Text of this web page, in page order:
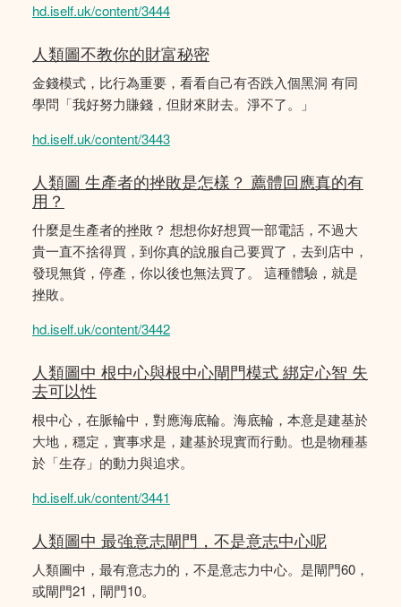
hd.iself.uk/content/3444
人類圖不教你的財富秘密
金錢模式，比行為重要，看看自己有否跌入個黑洞 有同
學問「我好努力賺錢，但財來財去。淨不了。」
hd.iself.uk/content/3443
人類圖 生產者的挫敗是怎樣？ 薦體回應真的有
用？
什麼是生產者的挫敗？ 想想你好想買一部電話，不過大
貴一直不捨得買，到你真的說服自己要買了，去到店中，
發現無貨，停產，你以後也無法買了。 這種體驗，就是
挫敗。
hd.iself.uk/content/3442
人類圖中 根中心與根中心閘門模式 綁定心智 失
去可以性
根中心，在脈輪中，對應海底輪。海底輪，本意是建基於
大地，穩定，實事求是，建基於現實而行動。也是物種基
於「生存」的動力與追求。
hd.iself.uk/content/3441
人類圖中 最強意志閘門，不是意志中心呢
人類圖中，最有意志力的，不是意志力中心。是閘門60，
或閘門21，閘門10。